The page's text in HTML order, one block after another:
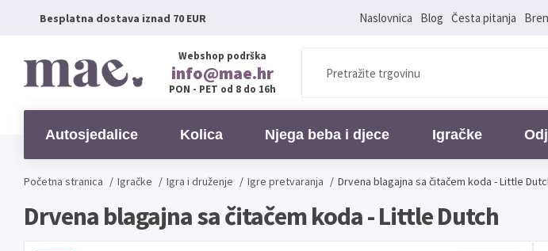
Besplatna dostava iznad 70 EUR Naslovnica Blog Česta pitanja
Webshop podrška
info@mae.hr
PON - PET od 8 do 16h
Autosjedalice Kolica Njega beba i djece Igračke
Početna stranica / Igračke / Igra i druženje / Igre pretvaranja / Drvena blagajna sa čitačem koda - Little
Drvena blagajna sa čitačem koda - Little Dutch